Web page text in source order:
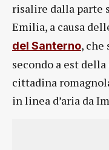
risalire dalla parte
Emilia, a causa
del Santerno, che
secondo a est della
cittadina
in linea d’aria da